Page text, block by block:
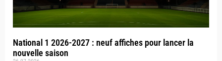
National 1 2026-2027 : neuf affiches pour lancer la
nouvelle saison